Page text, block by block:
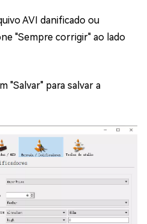
AVI danificado ou
"Sempre corrigir" ao lado
"Salvar" para salvar a